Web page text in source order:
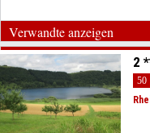
Verwandte anzeigen
2
50